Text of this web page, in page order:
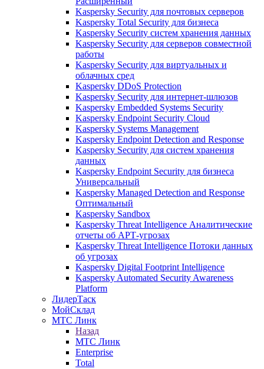
Kaspersky Security для почтовых серверов
Kaspersky Total Security для бизнеса
Kaspersky Security систем хранения данных
Kaspersky Security для серверов совместной
работы
Kaspersky Security для виртуальных и
облачных сред
Kaspersky DDoS Protection
Kaspersky Security для интернет-шлюзов
Kaspersky Embedded Systems Security
Kaspersky Endpoint Security Cloud
Kaspersky Systems Management
Kaspersky Endpoint Detection and Response
Kaspersky Security для систем хранения
данных
Kaspersky Endpoint Security для бизнеса
Универсальный
Kaspersky Managed Detection and Response
Оптимальный
Kaspersky Sandbox
Kaspersky Threat Intelligence Аналитические
отчеты об АРТ-угрозах
Kaspersky Threat Intelligence Потоки данных
об угрозах
Kaspersky Digital Footprint Intelligence
Kaspersky Automated Security Awareness
Platform
ЛидерТаск
МойСклад
МТС Линк
Назад
МТС Линк
Enterprise
Total